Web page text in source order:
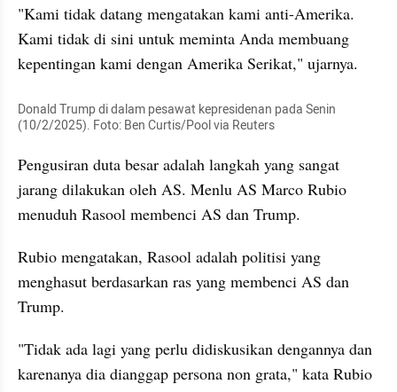
"Kami tidak datang mengatakan kami anti-Amerika.
Kami tidak di sini untuk meminta Anda membuang
kepentingan kami dengan Amerika Serikat," ujarnya.
Donald Trump di dalam pesawat kepresidenan pada Senin
(10/2/2025). Foto: Ben Curtis/Pool via Reuters
Pengusiran duta besar adalah langkah yang sangat
jarang dilakukan oleh AS. Menlu AS Marco Rubio
menuduh Rasool membenci AS dan Trump.
Rubio mengatakan, Rasool adalah politisi yang
menghasut berdasarkan ras yang membenci AS dan
Trump.
"Tidak ada lagi yang perlu didiskusikan dengannya dan
karenanya dia dianggap persona non grata," kata Rubio